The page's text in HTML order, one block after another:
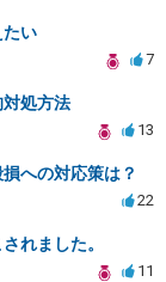
たい
7
処方法
13
への対応策は？
22
れました。
11